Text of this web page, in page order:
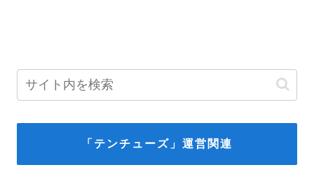
「テンチューズ」運営関連